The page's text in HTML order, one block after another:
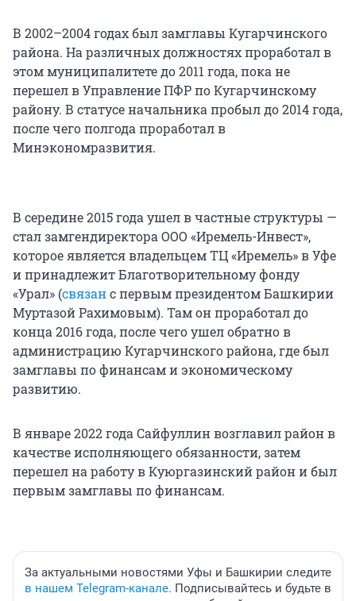
В 2002–2004 годах был замглавы Кугарчинского
района. На различных должностях проработал в
этом муниципалитете до 2011 года, пока не
перешел в Управление ПФР по Кугарчинскому
району. В статусе начальника пробыл до 2014 года,
после чего полгода проработал в
Минэкономразвития.
В середине 2015 года ушел в частные структуры —
стал замгендиректора ООО «Иремель-Инвест»,
которое является владельцем ТЦ «Иремель» в Уфе
и принадлежит Благотворительному фонду
«Урал» (связанс первым президентом Башкирии
Муртазой Рахимовым). Там он проработал до
конца 2016 года, после чего ушел обратно в
администрацию Кугарчинского района, где был
замглавы по финансам и экономическому
развитию.
В январе 2022 года Сайфуллин возглавил район в
качестве исполняющего обязанности, затем
перешел на работу в Куюргазинский район и был
первым замглавы по финансам.
За актуальными новостями Уфы и Башкирии следите
в нашем Telegram-канале. Подписывайтесь и будьте в